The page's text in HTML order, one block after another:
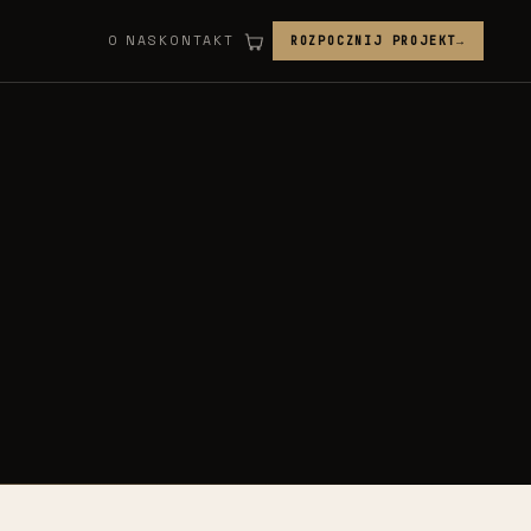
O NAS KONTAKT ROZPOCZNIJ PROJEKT→